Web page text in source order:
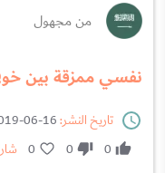
من مجهول
نفسي ممزقة بين
تاريخ النشر:
0
0
0